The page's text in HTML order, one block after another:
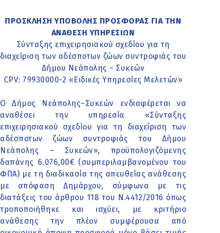
ΠΡΟΣΚΛΗΣΗ ΥΠΟΒΟΛΗΣ ΠΡΟΣΦΟΡΑΣ ΓΙΑ ΤΗΝ
ΑΝΑΘΕΣΗ ΥΠΗΡΕΣΙΩΝ
Σύνταξης επιχειρησιακού σχεδίου για τη
διαχείριση των αδέσποτων ζώων συντροφιάς του
Δήμου Νεάπολης – Συκεών
CPV: 79930000-2 «Ειδικές Υπηρεσίες Μελετών»
Ο Δήμος Νεάπολης–Συκεών ενδιαφέρεται να
αναθέσει την υπηρεσία «Σύνταξης
επιχειρησιακού σχεδίου για τη διαχείριση των
αδέσποτων ζώων συντροφιάς του Δήμου
Νεάπολης – Συκεών», προϋπολογιζόμενης
δαπάνης 6.076,00€ (συμπεριλαμβανομένου του
ΦΠΑ) με τη διαδικασία της απευθείας ανάθεσης
με απόφαση Δημάρχου, σύμφωνα με τις
διατάξεις του άρθρου 118 του Ν.4412/2016 όπως
τροποποιήθηκε και ισχύει, με κριτήριο
ανάθεσης την πλέον συμφέρουσα από